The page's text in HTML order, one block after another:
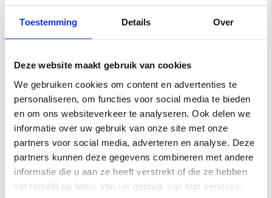
Toestemming Details Over
Deze website maakt gebruik van cookies
We gebruiken cookies om content en advertenties te
personaliseren, om functies voor social media te bieden
en om ons websiteverkeer te analyseren. Ook delen we
informatie over uw gebruik van onze site met onze
partners voor social media, adverteren en analyse. Deze
partners kunnen deze gegevens combineren met andere
informatie die u aan ze heeft verstrekt of die ze hebben
verzameld op basis van uw gebruik van hun services.
Grandeur Gerona
Royal Fuchsia glans
7,5x30 a 0,5 m²
€100,00 per M²
Toevoegen aan winkelwagen
Grandeur Gerona Res
Green glans 7,5x30 a
0,5 m²
Toevoegen aan winkelwagen